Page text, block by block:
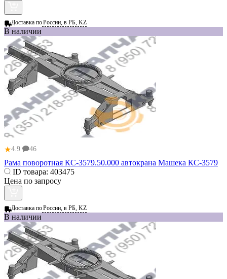
Доставка поРоссии, в РБ, KZ
В наличии
★4.9 46
Рама поворотная КС-3579.50.000 автокрана Машека КС-3579
ID товара: 403475
Цена по запросу
Доставка поРоссии, в РБ, KZ
В наличии